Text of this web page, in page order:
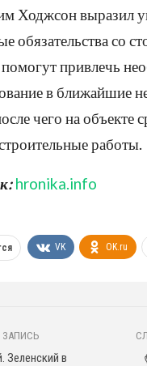
Ходжсон выразил
обязательства со
привлечь
в ближайшие
чего на объекте
работы.
hronika.info
VK OK.ru
Зеленский в